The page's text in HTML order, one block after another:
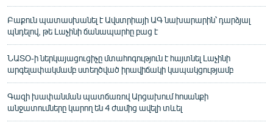
Բաքուն պատասխանել է Ավստրիայի ԱԳ նախարարին՝ դարձյալ
պնդելով, թե Լաչինի ճանապարհը բաց է
ՆԱՏՕ-ի ներկայացուցիչը մտահոգություն է հայտնել Լաչինի
արգելափակմամբ ստեղծված իրավիճակի կապակցությամբ
Գազի խափանման պատճառով Արցախում հոսանքի
անջատումները կարող են 4 ժամից ավելի տևել